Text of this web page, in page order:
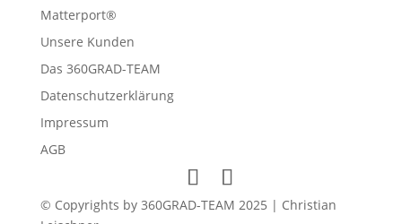
Matterport®
Unsere Kunden
Das 360GRAD-TEAM
Datenschutzerklärung
Impressum
AGB
© Copyrights by 360GRAD-TEAM 2025 | Christian